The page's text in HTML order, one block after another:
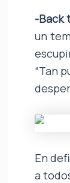
-Back
un
“Tan
En
a